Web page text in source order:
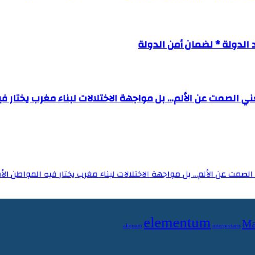
* لضمان أمن الدولة
عن الألم… بل مواجهة الاختلالات لبناء مغرب يختار
عن الألم… بل مواجهة الاختلالات لبناء مغرب يختار فيه المواطن
aliquam elementum interpretaris